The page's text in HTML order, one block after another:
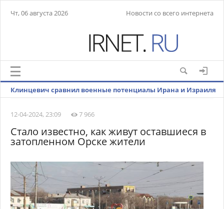
Чт, 06 августа 2026 Новости со всего интернета
Клинцевич сравнил военные потенциалы Ирана и Израиля
12-04-2024, 23:09 7 966
Стало известно, как живут оставшиеся в
затопленном Орске жители